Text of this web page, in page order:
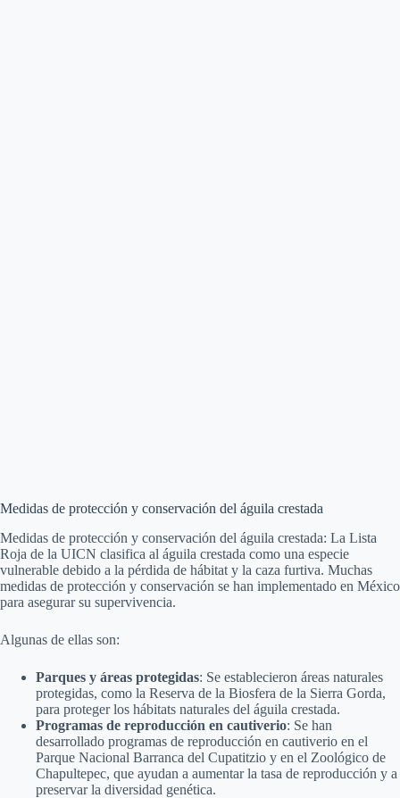
Medidas de protección y conservación del águila crestada
Medidas de protección y conservación del águila crestada: La Lista
Roja de la UICN clasifica al águila crestada como una especie
vulnerable debido a la pérdida de hábitat y la caza furtiva. Muchas
medidas de protección y conservación se han implementado en México
para asegurar su supervivencia.
Algunas de ellas son:
Parques y áreas protegidas: Se establecieron áreas naturales
protegidas, como la Reserva de la Biosfera de la Sierra Gorda,
para proteger los hábitats naturales del águila crestada.
Programas de reproducción en cautiverio: Se han
desarrollado programas de reproducción en cautiverio en el
Parque Nacional Barranca del Cupatitzio y en el Zoológico de
Chapultepec, que ayudan a aumentar la tasa de reproducción y a
preservar la diversidad genética.